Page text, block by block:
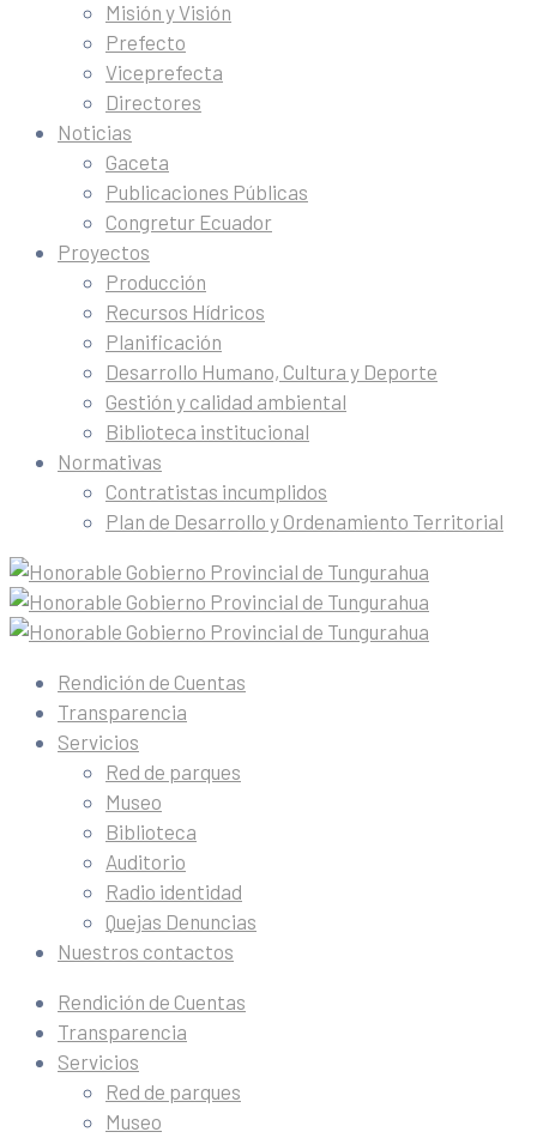
Misión y Visión
Prefecto
Viceprefecta
Directores
Noticias
Gaceta
Publicaciones Públicas
Congretur Ecuador
Proyectos
Producción
Recursos Hídricos
Planificación
Desarrollo Humano, Cultura y Deporte
Gestión y calidad ambiental
Biblioteca institucional
Normativas
Contratistas incumplidos
Plan de Desarrollo y Ordenamiento Territorial
Rendición de Cuentas
Transparencia
Servicios
Red de parques
Museo
Biblioteca
Auditorio
Radio identidad
Quejas Denuncias
Nuestros contactos
Rendición de Cuentas
Transparencia
Servicios
Red de parques
Museo